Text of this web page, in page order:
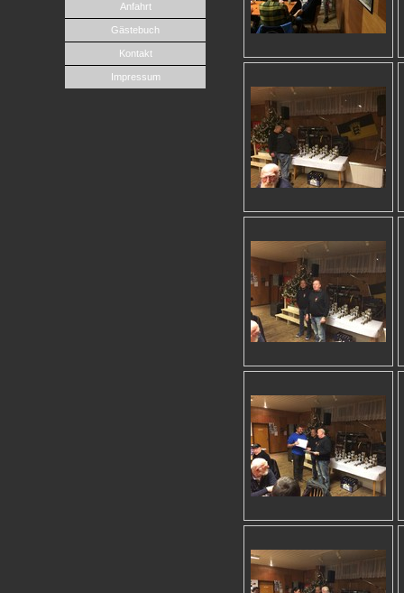
Anfahrt
Gästebuch
Kontakt
Impressum